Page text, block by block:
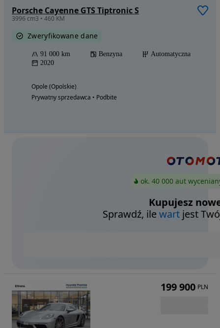
Porsche Cayenne GTS Tiptronic S
3996 cm3 • 460 KM
Zweryfikowane dane
91 000 km Benzyna
Automatyczna
2020
Opole (Opolskie)
Prywatny sprzedawca • Podbite
ok. 40 000 aut
Kupujesz
Sprawdź, ilewart jest
199 900 PLN